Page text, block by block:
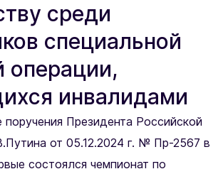
среди
специальной
операции,
инвалидами
поручения Президента Российской
от 05.12.2024 г. № Пр-2567 в
состоялся чемпионат по